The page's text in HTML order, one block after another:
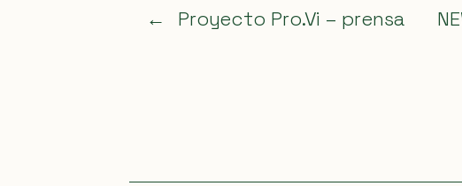
← Proyecto Pro.Vi – prensa